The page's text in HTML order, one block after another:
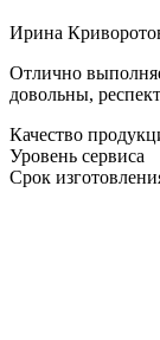
Ирина
Отлично
довольны,
Качество
Уровень сервиса
Срок